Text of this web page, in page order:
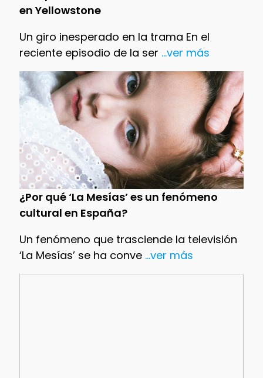
en Yellowstone
Un giro inesperado en la trama En el
reciente episodio de la ser ...ver más
¿Por qué ‘La Mesías’ es un fenómeno
cultural en España?
Un fenómeno que trasciende la televisión
‘La Mesías’ se ha conve...ver más